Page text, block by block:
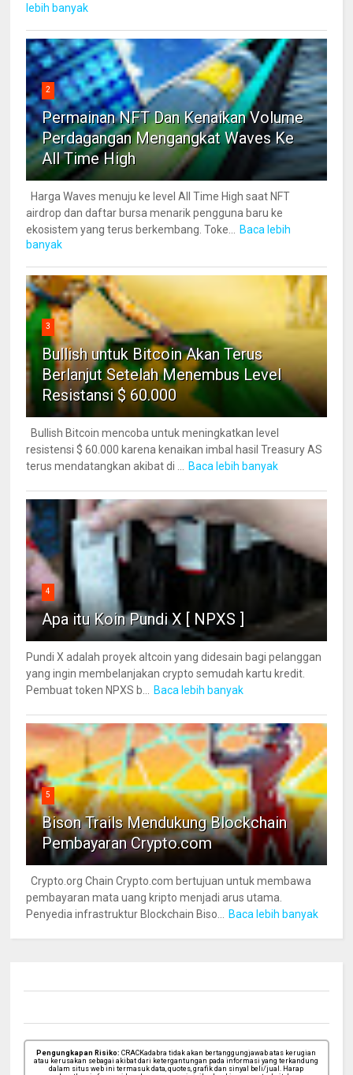
lebih banyak
2
Permainan NFT Dan Kenaikan Volume
Perdagangan Mengangkat Waves Ke
All Time High
Harga Waves menuju ke level All Time High saat NFT
airdrop dan daftar bursa menarik pengguna baru ke
ekosistem yang terus berkembang. Toke...
Baca lebih
banyak
3
Bullish untuk Bitcoin Akan Terus
Berlanjut Setelah Menembus Level
Resistansi $ 60.000
Bullish Bitcoin mencoba untuk meningkatkan level
resistensi $ 60.000 karena kenaikan imbal hasil Treasury AS
terus mendatangkan akibat di ...
Baca lebih banyak
4
Apa itu Koin Pundi X [ NPXS ]
Pundi X adalah proyek altcoin yang didesain bagi pelanggan
yang ingin membelanjakan crypto semudah kartu kredit.
Pembuat token NPXS b...
Baca lebih banyak
5
Bison Trails Mendukung Blockchain
Pembayaran Crypto.com
Crypto.org Chain Crypto.com bertujuan untuk membawa
pembayaran mata uang kripto menjadi arus utama.
Penyedia infrastruktur Blockchain Biso...
Baca lebih banyak
Pengungkapan Risiko: CRACKadabra tidak akan bertanggungjawab atas kerugian
atau kerusakan sebagai akibat dari ketergantungan pada informasi yang terkandung
dalam situs web ini termasuk data, quotes, grafik dan sinyal beli/jual. Harap